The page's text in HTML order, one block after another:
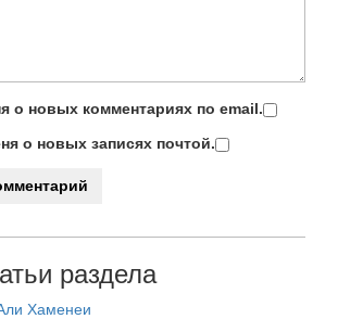
о новых комментариях по email.
о новых записях почтой.
раздела
Хаменеи